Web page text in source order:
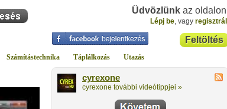
Üdvözlünk az
Lépj be, vagy
Feltöltés
Számítástechnika Táplálkozás Utazás
cyrexone
cyrexone további videótippjei »